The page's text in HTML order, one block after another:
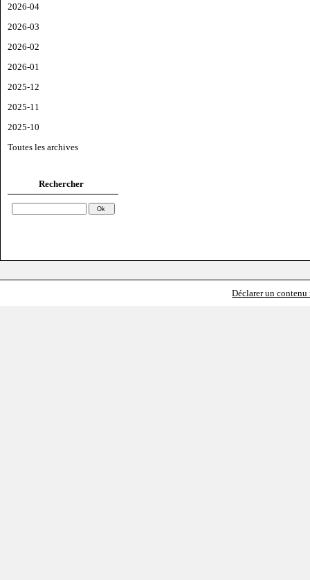
2026-04
2026-03
2026-02
2026-01
2025-12
2025-11
2025-10
Toutes les archives
Rechercher
Déclarer un